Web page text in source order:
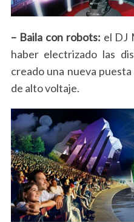
– Baila con robots: el DJ
haber electrizado las
creado una nueva
de alto voltaje.